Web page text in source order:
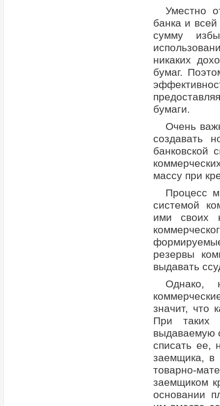
Уместно
банка и
сумму
никаких
бумаг.
бумаги.
Очень
создавать
банковской
массу при
Процесс
системой
ими своих
резервы
выдавать
Однако,
значит, что
При таких
выдаваемую
списать ее,
заемщика, в
товарно-
заемщиком
основании